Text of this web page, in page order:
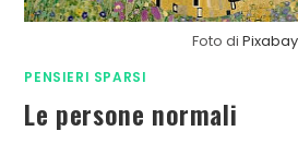
Foto di Pixabay
PENSIERI SPARSI
Le persone normali